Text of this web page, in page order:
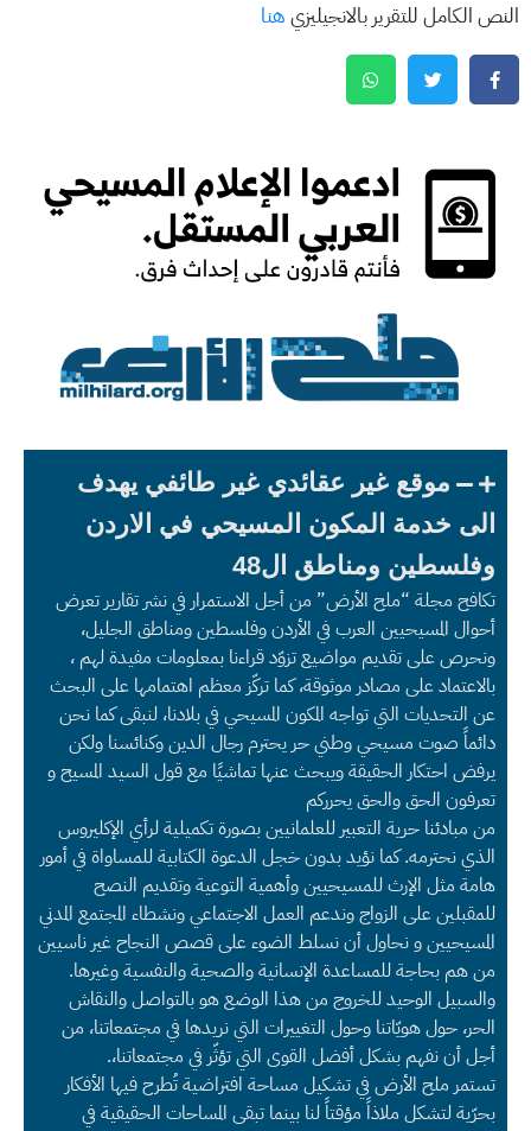
النص الكامل للتقرير بالانجيليزي هنا
موقع غير عقائدي غير طائفي يهدف
الى خدمة المكون المسيحي في الاردن
وفلسطين ومناطق ال48
تكافح مجلة “ملح الأرض” من أجل الاستمرار في نشر تقارير تعرض
أحوال المسيحيين العرب في الأردن وفلسطين ومناطق الجليل،
ونحرص على تقديم مواضيع تزوّد قراءنا بمعلومات مفيدة لهم ،
بالاعتماد على مصادر موثوقة، كما تركّز معظم اهتمامها على البحث
عن التحديات التي تواجه المكون المسيحي في بلادنا، لنبقى كما نحن
دائماً صوت مسيحي وطني حر يحترم رجال الدين وكنائسنا ولكن
يرفض احتكار الحقيقة ويبحث عنها تماشيًا مع قول السيد المسيح و
تعرفون الحق والحق يحرركم
من مبادئنا حرية التعبير للعلمانيين بصورة تكميلية لرأي الإكليروس
الذي نحترمه. كما نؤيد بدون خجل الدعوة الكتابية للمساواة في أمور
هامة مثل الإرث للمسيحيين وأهمية التوعية وتقديم النصح
للمقبلين على الزواج وندعم العمل الاجتماعي ونشطاء المجتمع المدني
المسيحيين و نحاول أن نسلط الضوء على قصص النجاح غير ناسيين
من هم بحاجة للمساعدة الإنسانية والصحية والنفسية وغيرها.
والسبيل الوحيد للخروج من هذا الوضع هو بالتواصل والنقاش
الحر، حول هويّاتنا وحول التغييرات التي نريدها في مجتمعاتنا، من
أجل أن نفهم بشكل أفضل القوى التي تؤثّر في مجتمعاتنا،.
تستمر ملح الأرض في تشكيل مساحة افتراضية تُطرح فيها الأفكار
بحرّية لتشكل ملاذاً مؤقتاً لنا بينما تبقى المساحات الحقيقية في